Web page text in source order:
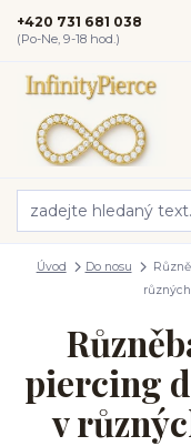
+420 731 681 038
(Po-Ne, 9-18 hod.)
Úvod Do nosu
piercing
v